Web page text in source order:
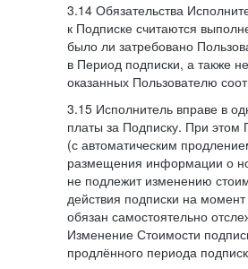
3.14 Обязательства
к Подписке считаются
было ли затребовано
в Период подписки, а также
оказанных Пользователю
3.15 Исполнитель вправе в
платы за Подписку. При
(с автоматическим
размещения информации о
не подлежит изменению
действия подписки на
обязан самостоятельно
Изменение Стоимости
продлённого периода